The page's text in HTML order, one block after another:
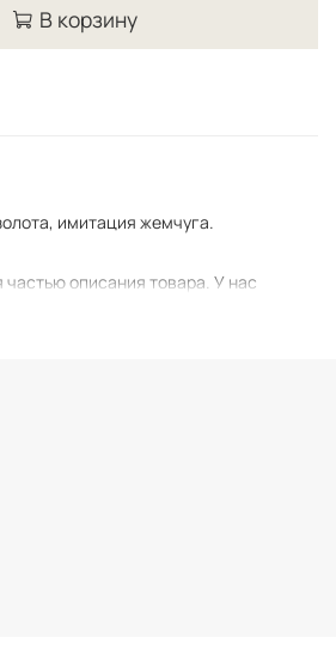
В корзину
имитация жемчуга.
описания товара. У нас
перед покупкой.
в единственном экземпляре. Бронь
оплаты.